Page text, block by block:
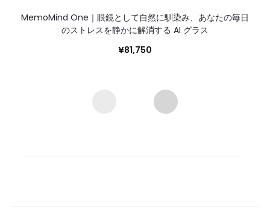
MemoMind One｜眼鏡として自然に馴染み、あなたの毎日
のストレスを静かに解消する AI グラス
¥81,750